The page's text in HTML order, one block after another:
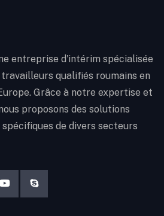
entreprise d'intérim spécialisée
qualifiés roumains en
Grâce à notre expertise et
proposons des solutions
de divers secteurs